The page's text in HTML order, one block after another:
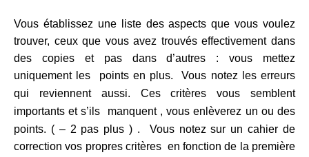
Vous établissez une liste des aspects que vous voulez
trouver, ceux que vous avez trouvés effectivement dans
des copies et pas dans d’autres : vous mettez
uniquement les points en plus. Vous notez les erreurs
qui reviennent aussi. Ces critères vous semblent
importants et s’ils manquent , vous enlèverez un ou des
points. ( – 2 pas plus ) . Vous notez sur un cahier de
correction vos propres critères en fonction de la première